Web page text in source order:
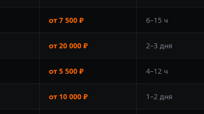
от 7 500 ₽ 6–15 ч
от 20 000 ₽ 2–3 дня
от 5 500 ₽ 4–12 ч
от 10 000 ₽ 1–2 дня